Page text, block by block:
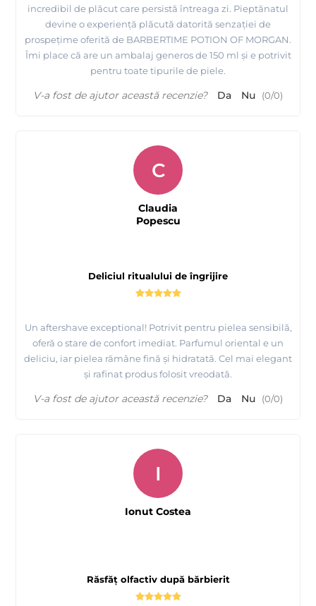
incredibil de plăcut care persistă întreaga zi. Pieptănatul
devine o experiență plăcută datorită senzației de
prospețime oferită de BARBERTIME POTION OF MORGAN.
Îmi place că are un ambalaj generos de 150 ml și e potrivit
pentru toate tipurile de piele.
V-a fost de ajutor această recenzie? Da Nu (0/0)
Deliciul ritualului de îngrijire
Un aftershave exceptional! Potrivit pentru pielea sensibilă,
oferă o stare de confort imediat. Parfumul oriental e un
deliciu, iar pielea rămâne fină și hidratată. Cel mai elegant
și rafinat produs folosit vreodată.
C
Claudia
Popescu
V-a fost de ajutor această recenzie? Da Nu (0/0)
Răsfăț olfactiv după bărbierit
I
Ionut Costea